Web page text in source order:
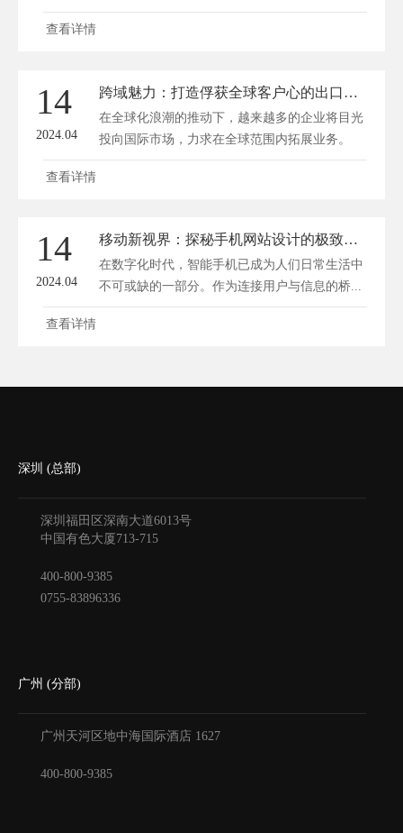
查看详情
14
2024.04
跨域魅力：打造俘获全球客户心的出口网站设计秘籍
在全球化浪潮的推动下，越来越多的企业将目光
投向国际市场，力求在全球范围内拓展业务。
要...
查看详情
14
2024.04
移动新视界：探秘手机网站设计的极致美学
在数字化时代，智能手机已成为人们日常生活中
不可或缺的一部分。作为连接用户与信息的桥...
查看详情
深圳 (总部)
深圳福田区深南大道6013号
中国有色大厦 713-715
400-800-9385
0755-83896336
广州 (分部)
广州天河区地中海国际酒店 1627
400-800-9385